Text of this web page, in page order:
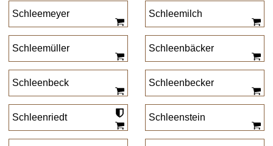
Schleemeyer Schleemilch
Schleemüller Schleenbäcker
Schleenbeck Schleenbecker
Schleenriedt Schleenstein